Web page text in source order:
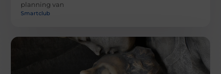
planning van
Smartclub